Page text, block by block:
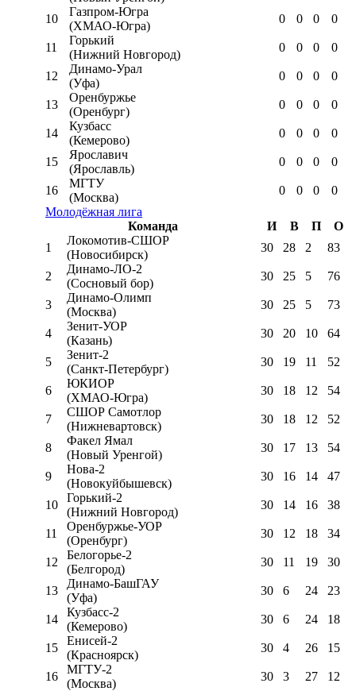
10
Газпром-Югра
(ХМАО-Югра)
0 0 0 0
11
Горький
(Нижний Новгород)
0 0 0 0
12
Динамо-Урал
(Уфа)
0 0 0 0
13
Оренбуржье
(Оренбург)
0 0 0 0
14
Кузбасс
(Кемерово)
0 0 0 0
15
Ярославич
(Ярославль)
0 0 0 0
16
МГТУ
(Москва)
0 0 0
0
Молодёжная лига
Команда
И В П
О
1
Локомотив-CШОР
(Новосибирск)
30 28 2 83
2
Динамо-ЛО-2
(Сосновый бор)
30 25 5 76
3
Динамо-Олимп
(Москва)
30 25 5 73
4
Зенит-УОР
(Казань)
30 20 10 64
5
Зенит-2
(Санкт-Петербург)
30 19 11 52
6
ЮКИОР
(ХМАО-Югра)
30 18 12 54
7
СШОР Самотлор
(Нижневартовск)
30 18 12 52
8
Факел Ямал
(Новый Уренгой)
30 17 13 54
9
Нова-2
(Новокуйбышевск)
30 16 14 47
10
Горький-2
(Нижний Новгород)
30 14 16 38
11
Оренбуржье-УОР
(Оренбург)
30 12 18 34
12
Белогорье-2
(Белгород)
30 11 19 30
13
Динамо-БашГАУ
(Уфа)
30 6 24 23
14
Кузбасс-2
(Кемерово)
30 6 24 18
15
Енисей-2
(Красноярск)
30 4 26 15
16
МГТУ-2
(Москва)
30 3 27 12